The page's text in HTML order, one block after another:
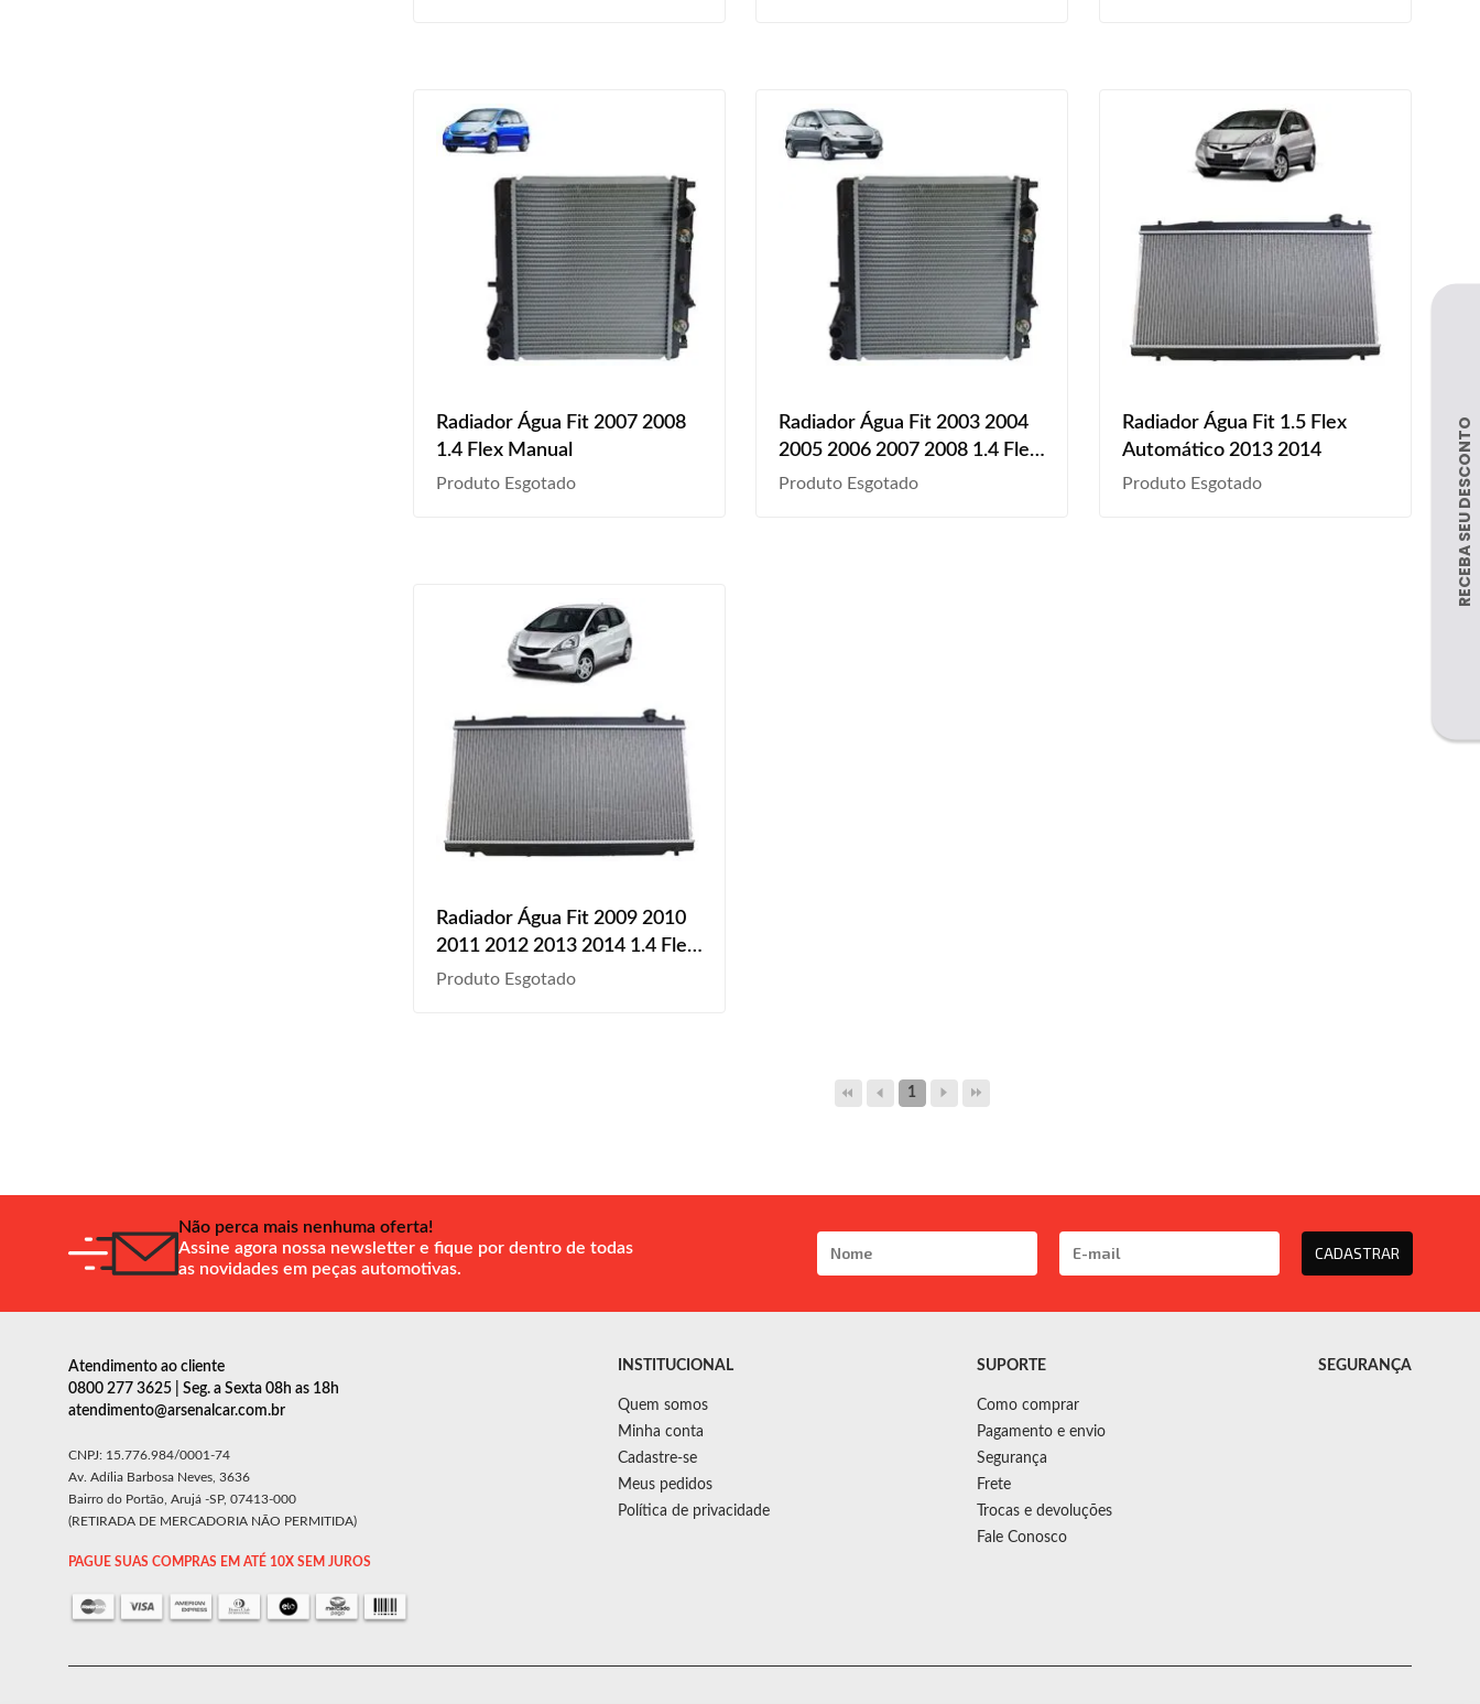
Radiador Água Fit 2007 2008
1.4 Flex Manual
Produto Esgotado
Radiador Água Fit 2003 2004
2005 2006 2007 2008 1.4 Flex
Automático
Produto Esgotado
Radiador Água Fit 1.5 Flex
Automático 2013 2014
Produto Esgotado
Radiador Água Fit 2009 2010
2011 2012 2013 2014 1.4 Flex
Automático
Produto Esgotado
1
Não perca mais nenhuma oferta!
Assine agora nossa newsletter e fique por dentro de todas
as novidades em peças automotivas.
CADASTRAR
Atendimento ao cliente
0800 277 3625 | Seg. a Sexta 08h as 18h
atendimento@arsenalcar.com.br
CNPJ: 15.776.984/0001-74
Av. Adília Barbosa Neves, 3636
Bairro do Portão, Arujá -SP, 07413-000
(RETIRADA DE MERCADORIA NÃO PERMITIDA)
PAGUE SUAS COMPRAS EM ATÉ 10X SEM JUROS
INSTITUCIONAL
Quem somos
Minha conta
Cadastre-se
Meus pedidos
Política de privacidade
SUPORTE
Como comprar
Pagamento e envio
Segurança
Frete
Trocas e devoluções
Fale Conosco
SEGURANÇA